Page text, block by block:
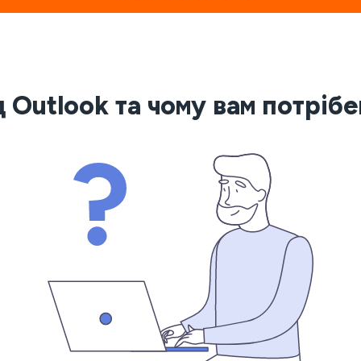
Outlook та чому вам